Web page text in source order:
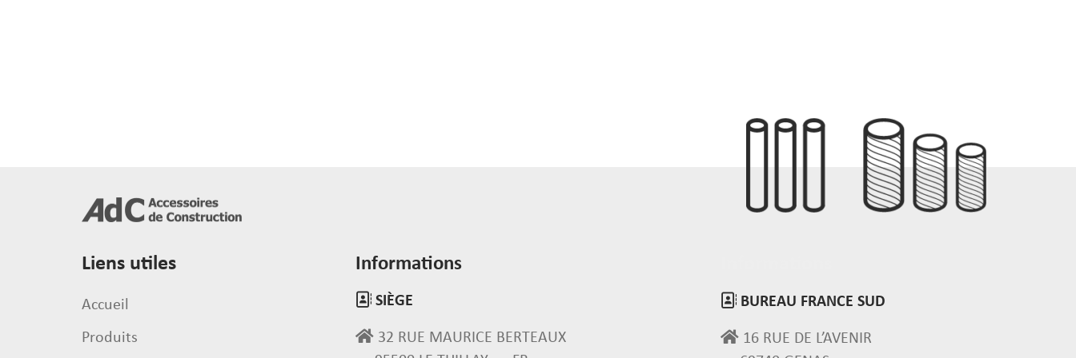
Liens utiles
Accueil
Produits
Informations
SIÈGE
32 RUE MAURICE BERTEAUX
BUREAU FRANCE SUD
16 RUE DE L’AVENIR